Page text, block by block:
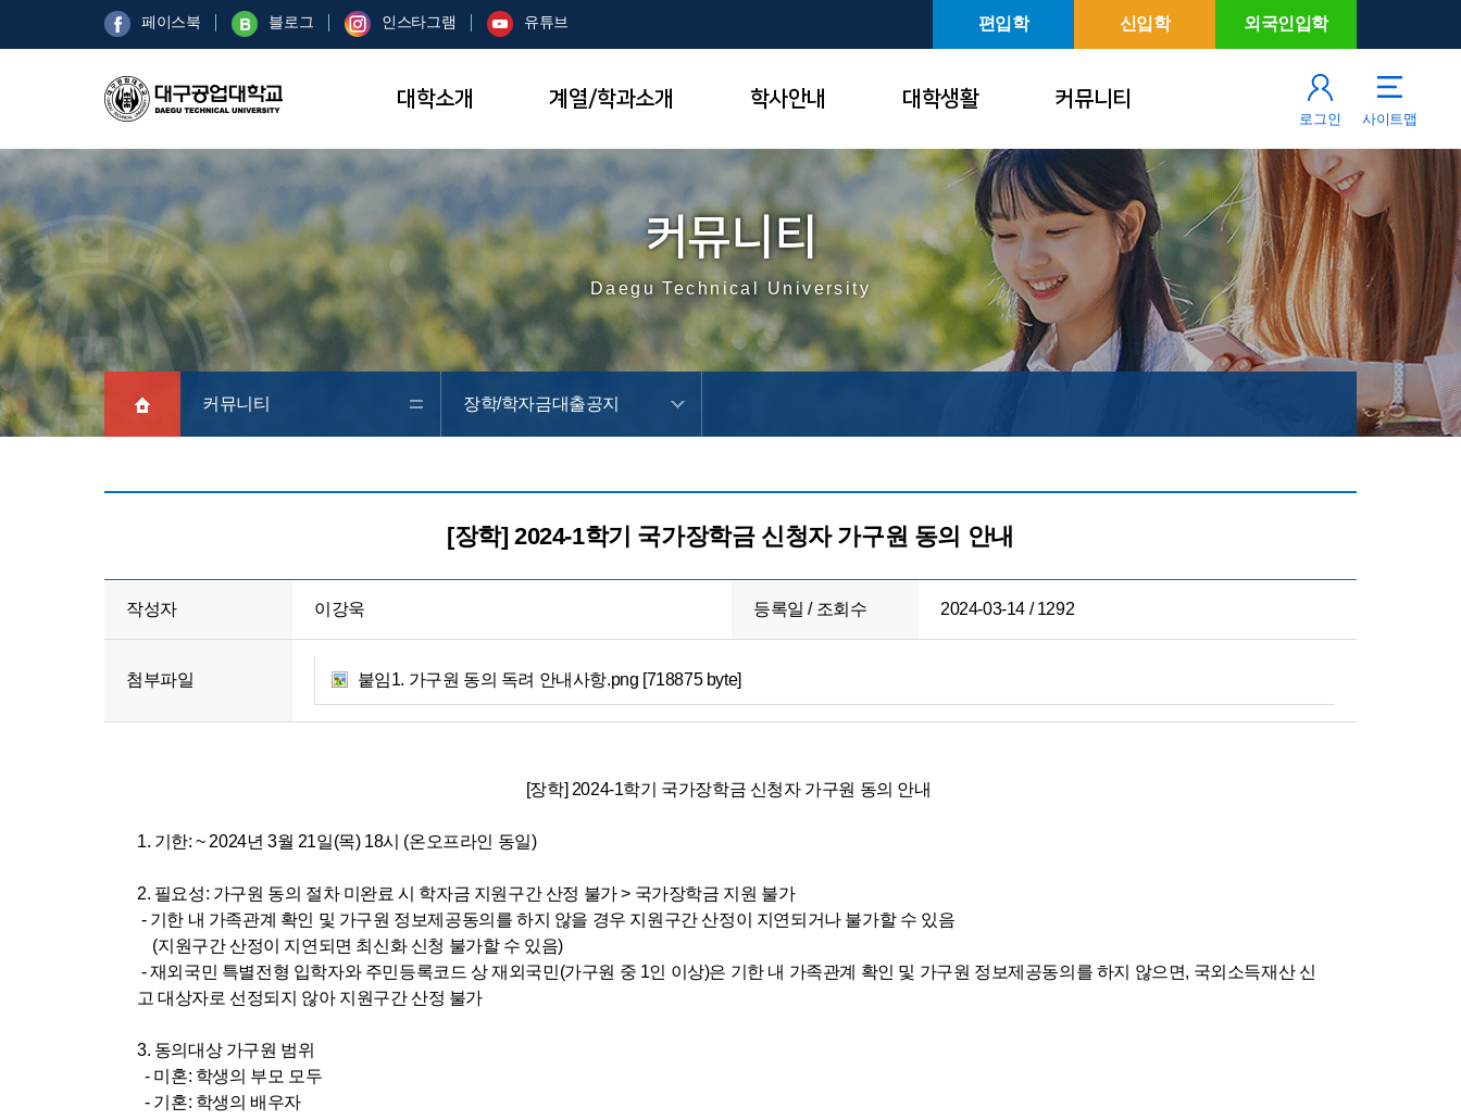
페이스북 블로그 인스타그램 유튜브 편입학 신입학 외국인입학
대학소개 계열/학과소개 학사안내 대학생활 커뮤니티
로그인 사이트맵
커뮤니티
Daegu Technical University
커뮤니티 장학/학자금대출공지
[장학] 2024-1학기 국가장학금 신청자 가구원 동의 안내
작성자 이강욱 등록일 / 조회수 2024-03-14 / 1292
첨부파일 붙임1. 가구원 동의 독려 안내사항.png [718875 byte]
[장학] 2024-1학기 국가장학금 신청자 가구원 동의 안내
1. 기한: ~ 2024년 3월 21일(목) 18시 (온오프라인 동일)
2. 필요성: 가구원 동의 절차 미완료 시 학자금 지원구간 산정 불가 > 국가장학금 지원 불가
- 기한 내 가족관계 확인 및 가구원 정보제공동의를 하지 않을 경우 지원구간 산정이 지연되거나 불가할 수 있음
(지원구간 산정이 지연되면 최신화 신청 불가할 수 있음)
- 재외국민 특별전형 입학자와 주민등록코드 상 재외국민(가구원 중 1인 이상)은 기한 내 가족관계 확인 및 가구원 정보제공동의를 하지 않으면, 국외소득재산 신
고 대상자로 선정되지 않아 지원구간 산정 불가
3. 동의대상 가구원 범위
- 미혼: 학생의 부모 모두
- 기혼: 학생의 배우자